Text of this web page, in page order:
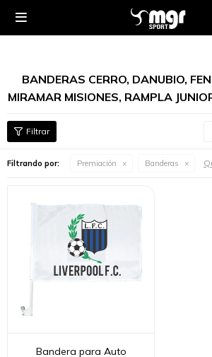

BANDERAS CERRO, DANUBIO,
MIRAMAR MISIONES, RAMPLA
Filtrando por: Premiación Banderas
Bandera para Auto